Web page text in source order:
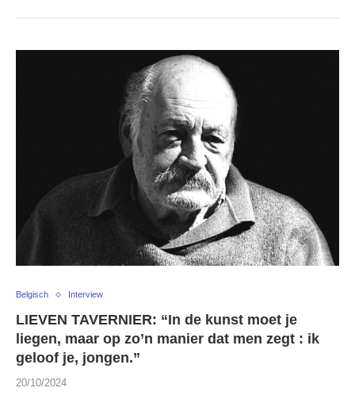
Belgisch Interview
LIEVEN TAVERNIER: “In de kunst moet je
liegen, maar op zo’n manier dat men zegt : ik
geloof je, jongen.”
20/10/2024